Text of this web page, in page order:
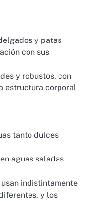
y patas
con sus
y robustos, con
estructura corporal
tanto dulces
aguas saladas.
usan indistintamente
y los